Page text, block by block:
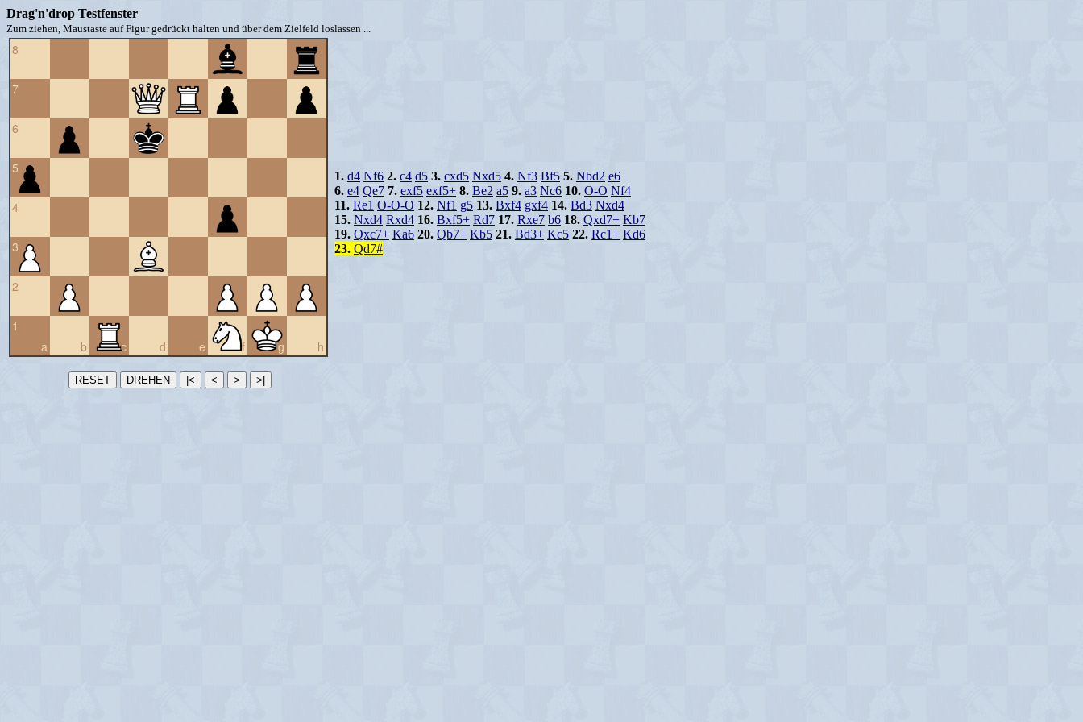
Drag'n'drop Testfenster
Zum ziehen, Maustaste auf Figur gedrückt halten und über dem Zielfeld loslassen ...
8
7
6
5
4
3
2
a
1
b
c d e f g h
RESET DREHEN |< < > >|
1. d4 Nf6 2. c4 d5 3. cxd5 Nxd5 4. Nf3 Bf5 5. Nbd2 e6
6. e4 Qe7 7. exf5 exf5+ 8. Be2 a5 9. a3 Nc6 10. O-O Nf4
11. Re1 O-O-O 12. Nf1 g5 13. Bxf4 gxf4 14. Bd3 Nxd4
15. Nxd4 Rxd4 16. Bxf5+ Rd7 17. Rxe7 b6 18. Qxd7+ Kb7
19. Qxc7+ Ka6 20. Qb7+ Kb5 21. Bd3+ Kc5 22. Rc1+ Kd6
23. Qd7#